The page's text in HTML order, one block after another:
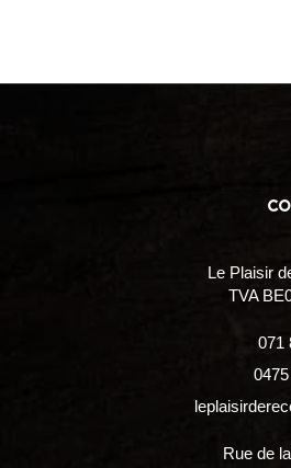
Le Plaisir
TVA
071
Rue de